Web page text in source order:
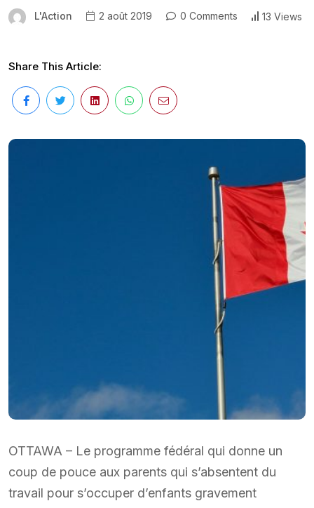
L'Action 2 août 2019 0 Comments 13 Views
Share This Article:
OTTAWA – Le programme fédéral qui donne un
coup de pouce aux parents qui s’absentent du
travail pour s’occuper d’enfants gravement